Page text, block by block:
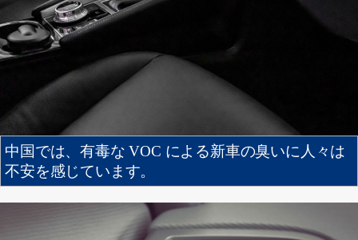
中国では、有毒な VOC による新車の臭いに人々は
不安を感じています。